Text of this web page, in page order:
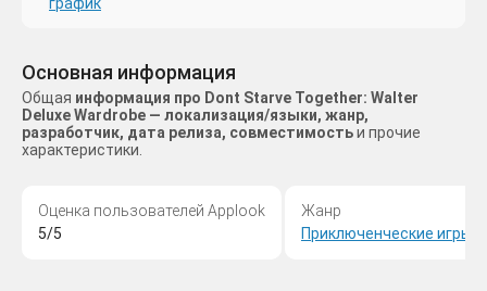
график
Основная информация
Общая информация про Dont Starve Together: Walter
Deluxe Wardrobe — локализация/языки, жанр,
разработчик, дата релиза, совместимостьи прочие
характеристики.
Оценка пользователей Applook
5/5
Жанр
Приключенческие игры